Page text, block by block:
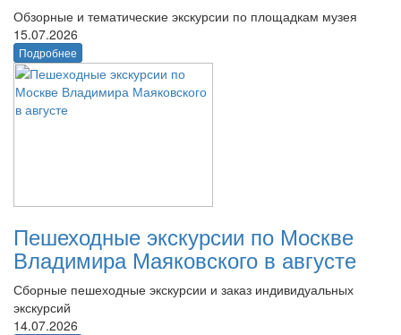
Обзорные и тематические экскурсии по площадкам музея
15.07.2026
Подробнее
Пешеходные экскурсии по Москве
Владимира Маяковского в августе
Сборные пешеходные экскурсии и заказ индивидуальных
экскурсий
14.07.2026